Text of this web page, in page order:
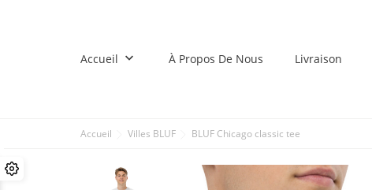
Accueil keyboard_arrow_down À Propos De Nous Livraison
Accueil Villes BLUF BLUF Chicago classic tee